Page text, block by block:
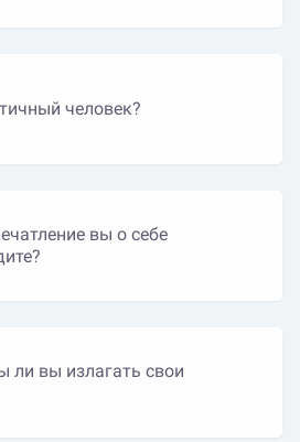
человек?
вы о себе
ли вы излагать свои